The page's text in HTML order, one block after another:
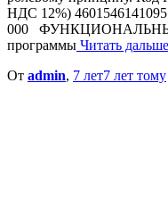
НДС 12%) 4601546141095
000
программы Читать
От admin, 7 лет7 лет тому